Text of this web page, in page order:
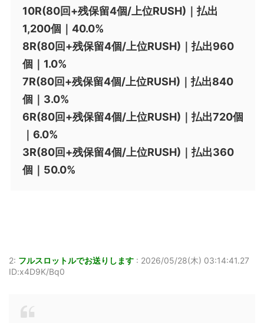
10R(80回+残保留4個/上位RUSH)｜払出
1,200個｜40.0%
8R(80回+残保留4個/上位RUSH)｜払出960
個｜1.0%
7R(80回+残保留4個/上位RUSH)｜払出840
個｜3.0%
6R(80回+残保留4個/上位RUSH)｜払出720個
｜6.0%
3R(80回+残保留4個/上位RUSH)｜払出360
個｜50.0%
2: フルスロットルでお送りします : 2026/05/28(木) 03:14:41.27
ID:x4D9K/Bq0